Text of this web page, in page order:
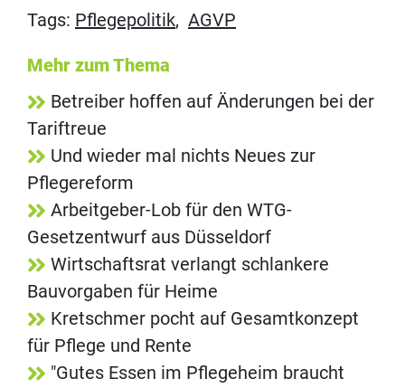
Tags: Pflegepolitik, AGVP
Mehr zum Thema
Betreiber hoffen auf Änderungen bei der
Tariftreue
Und wieder mal nichts Neues zur
Pflegereform
Arbeitgeber-Lob für den WTG-
Gesetzentwurf aus Düsseldorf
Wirtschaftsrat verlangt schlankere
Bauvorgaben für Heime
Kretschmer pocht auf Gesamtkonzept
für Pflege und Rente
"Gutes Essen im Pflegeheim braucht